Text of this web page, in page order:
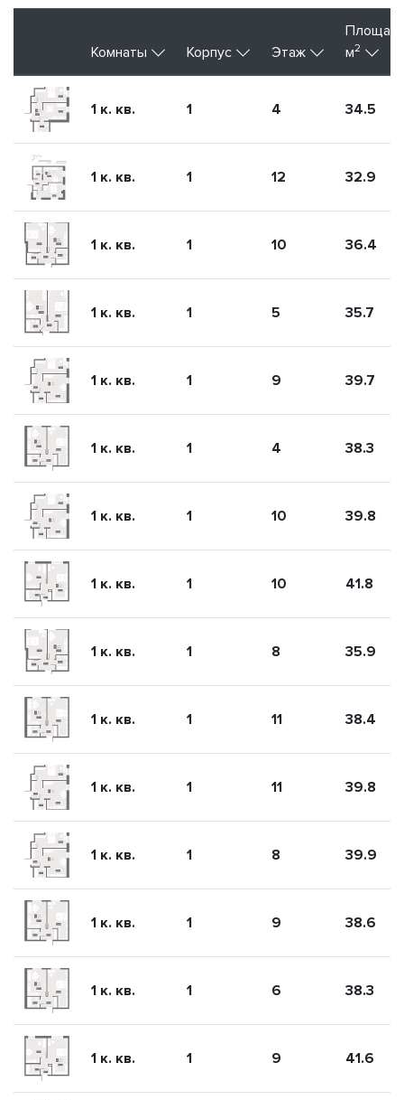
Комнаты Корпус Этаж
м2
1 к. кв. 1 4 34.5
1 к. кв. 1 12 32.9
1 к. кв. 1 10 36.4
1 к. кв. 1 5 35.7
1 к. кв. 1 9 39.7
1 к. кв. 1 4 38.3
1 к. кв. 1 10 39.8
1 к. кв. 1 10 41.8
1 к. кв. 1 8 35.9
1 к. кв. 1 11 38.4
1 к. кв. 1 11 39.8
1 к. кв. 1 8 39.9
1 к. кв. 1 9 38.6
1 к. кв. 1 6 38.3
1 к. кв. 1 9 41.6